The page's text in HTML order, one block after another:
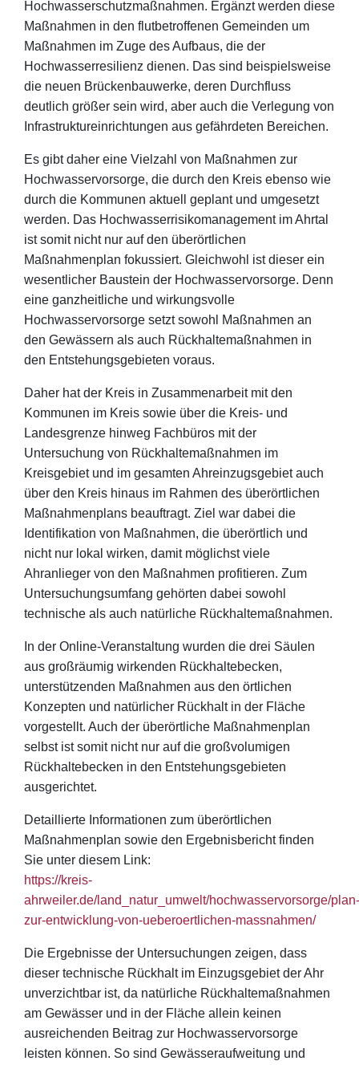
Hochwasserschutzmaßnahmen. Ergänzt werden diese
Maßnahmen in den flutbetroffenen Gemeinden um
Maßnahmen im Zuge des Aufbaus, die der
Hochwasserresilienz dienen. Das sind beispielsweise
die neuen Brückenbauwerke, deren Durchfluss
deutlich größer sein wird, aber auch die Verlegung von
Infrastruktureinrichtungen aus gefährdeten Bereichen.
Es gibt daher eine Vielzahl von Maßnahmen zur
Hochwasservorsorge, die durch den Kreis ebenso wie
durch die Kommunen aktuell geplant und umgesetzt
werden. Das Hochwasserrisikomanagement im Ahrtal
ist somit nicht nur auf den überörtlichen
Maßnahmenplan fokussiert. Gleichwohl ist dieser ein
wesentlicher Baustein der Hochwasservorsorge. Denn
eine ganzheitliche und wirkungsvolle
Hochwasservorsorge setzt sowohl Maßnahmen an
den Gewässern als auch Rückhaltemaßnahmen in
den Entstehungsgebieten voraus.
Daher hat der Kreis in Zusammenarbeit mit den
Kommunen im Kreis sowie über die Kreis- und
Landesgrenze hinweg Fachbüros mit der
Untersuchung von Rückhaltemaßnahmen im
Kreisgebiet und im gesamten Ahreinzugsgebiet auch
über den Kreis hinaus im Rahmen des überörtlichen
Maßnahmenplans beauftragt. Ziel war dabei die
Identifikation von Maßnahmen, die überörtlich und
nicht nur lokal wirken, damit möglichst viele
Ahranlieger von den Maßnahmen profitieren. Zum
Untersuchungsumfang gehörten dabei sowohl
technische als auch natürliche Rückhaltemaßnahmen.
In der Online-Veranstaltung wurden die drei Säulen
aus großräumig wirkenden Rückhaltebecken,
unterstützenden Maßnahmen aus den örtlichen
Konzepten und natürlicher Rückhalt in der Fläche
vorgestellt. Auch der überörtliche Maßnahmenplan
selbst ist somit nicht nur auf die großvolumigen
Rückhaltebecken in den Entstehungsgebieten
ausgerichtet.
Detaillierte Informationen zum überörtlichen
Maßnahmenplan sowie den Ergebnisbericht finden
Sie unter diesem Link:
https://kreis-
ahrweiler.de/land_natur_umwelt/hochwasservorsorge/plan-
zur-entwicklung-von-ueberoertlichen-massnahmen/
Die Ergebnisse der Untersuchungen zeigen, dass
dieser technische Rückhalt im Einzugsgebiet der Ahr
unverzichtbar ist, da natürliche Rückhaltemaßnahmen
am Gewässer und in der Fläche allein keinen
ausreichenden Beitrag zur Hochwasservorsorge
leisten können. So sind Gewässeraufweitung und